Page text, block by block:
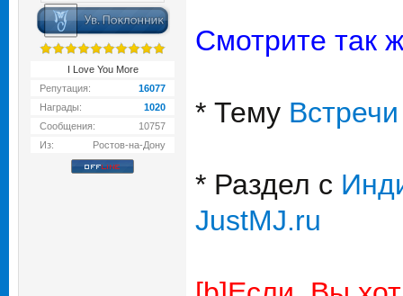
I Love You More
Репутация:
16077
Награды:
1020
Сообщения:
10757
Из:
Ростов-на-Дону
Смотрите так
* Тему
* Раздел с
JustMJ.ru